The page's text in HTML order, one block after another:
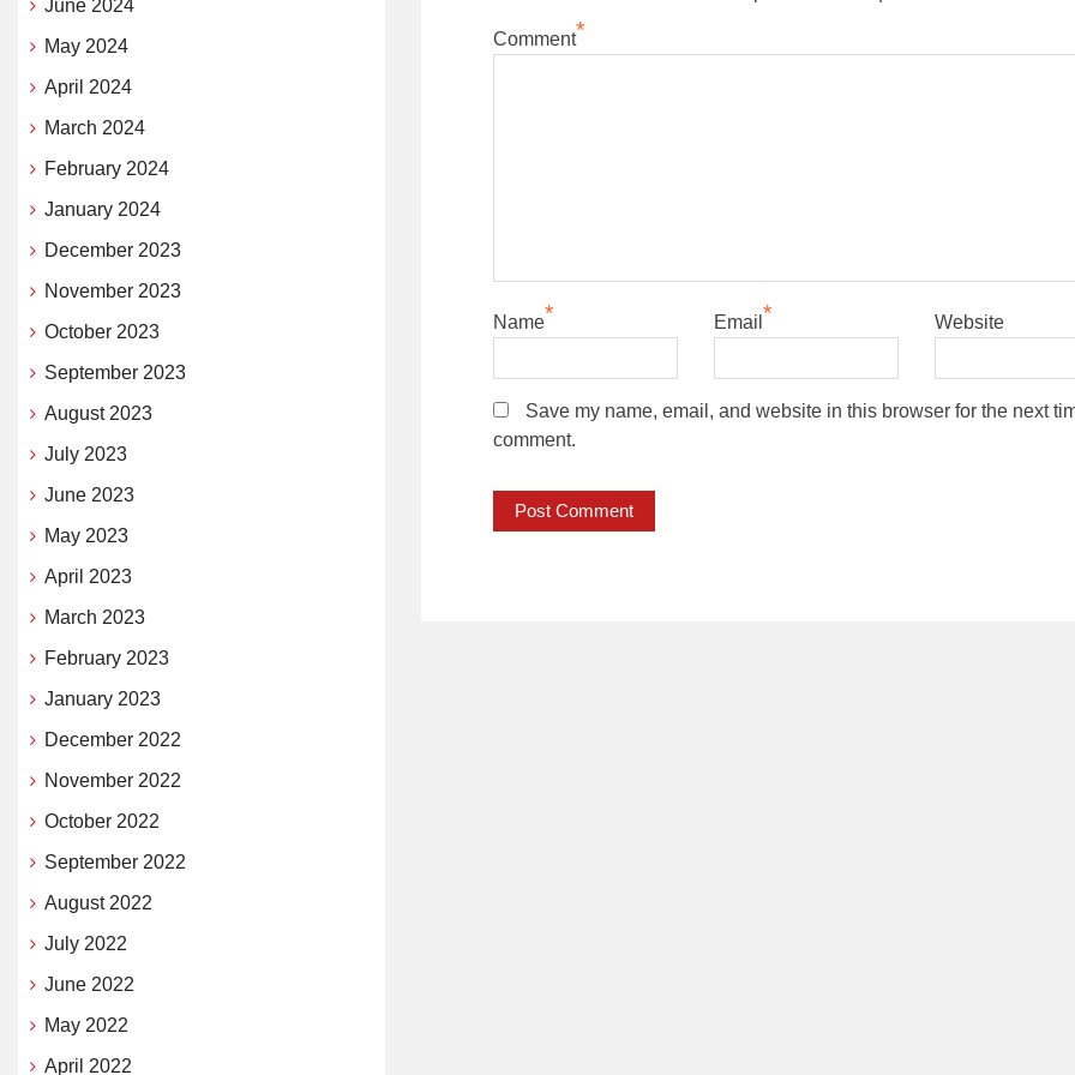
Comment*
Name* Email * Website
Save my name, email, and website in this browser for the next
comment.
June 2024
May 2024
April 2024
March 2024
February 2024
January 2024
December 2023
November 2023
October 2023
September 2023
August 2023
July 2023
June 2023
May 2023
April 2023
March 2023
February 2023
January 2023
December 2022
November 2022
October 2022
September 2022
August 2022
July 2022
June 2022
May 2022
April 2022